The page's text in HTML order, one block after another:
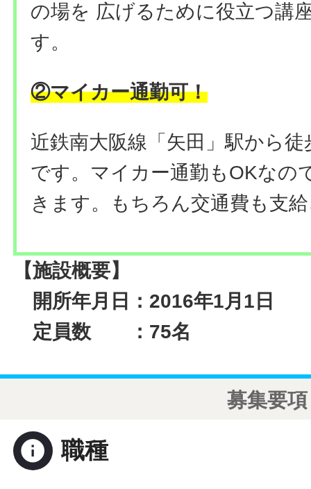
の場を 広げるために役立つ講
す。
②マイカー通勤可！
近鉄南大阪線「矢田」駅から
です。マイカー通勤もOKなの
きます。もちろん交通費も支
【施設概要】
開所年月日：2016年1月1日
定員数 ：75名
募集要項
info 職種